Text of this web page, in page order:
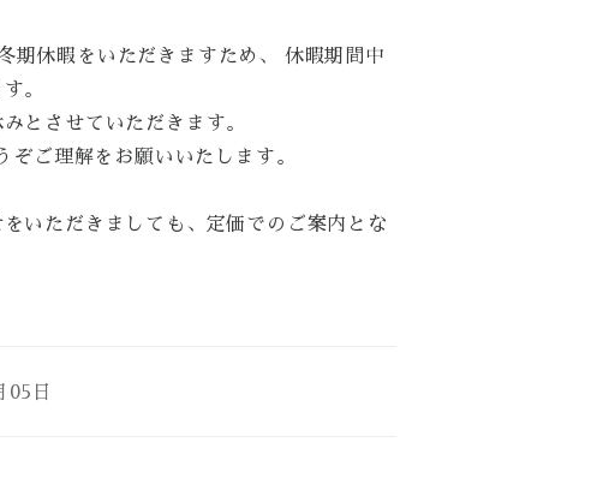
期休暇をいただきますため、 休暇期間中
。
とさせていただきます。
ご理解をお願いいたします。
いただきましても、定価でのご案内とな
05日